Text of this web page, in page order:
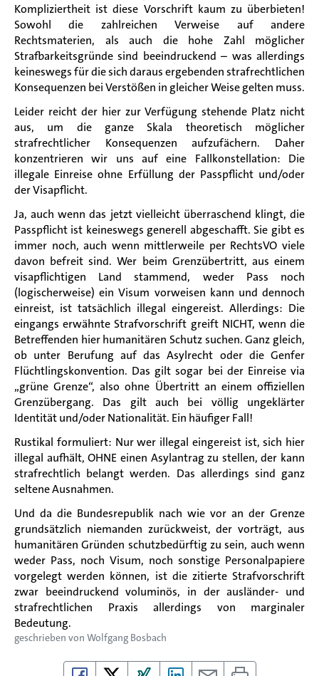
Kompliziertheit ist diese Vorschrift kaum zu überbieten!
Sowohl die zahlreichen Verweise auf andere
Rechtsmaterien, als auch die hohe Zahl möglicher
Strafbarkeitsgründe sind beeindruckend – was allerdings
keineswegs für die sich daraus ergebenden strafrechtlichen
Konsequenzen bei Verstößen in gleicher Weise gelten muss.
Leider reicht der hier zur Verfügung stehende Platz nicht
aus, um die ganze Skala theoretisch möglicher
strafrechtlicher Konsequenzen aufzufächern. Daher
konzentrieren wir uns auf eine Fallkonstellation: Die
illegale Einreise ohne Erfüllung der Passpflicht und/oder
der Visapflicht.
Ja, auch wenn das jetzt vielleicht überraschend klingt, die
Passpflicht ist keineswegs generell abgeschafft. Sie gibt es
immer noch, auch wenn mittlerweile per RechtsVO viele
davon befreit sind. Wer beim Grenzübertritt, aus einem
visapflichtigen Land stammend, weder Pass noch
(logischerweise) ein Visum vorweisen kann und dennoch
einreist, ist tatsächlich illegal eingereist. Allerdings: Die
eingangs erwähnte Strafvorschrift greift NICHT, wenn die
Betreffenden hier humanitären Schutz suchen. Ganz gleich,
ob unter Berufung auf das Asylrecht oder die Genfer
Flüchtlingskonvention. Das gilt sogar bei der Einreise via
„grüne Grenze“, also ohne Übertritt an einem offiziellen
Grenzübergang. Das gilt auch bei völlig ungeklärter
Identität und/oder Nationalität. Ein häufiger Fall!
Rustikal formuliert: Nur wer illegal eingereist ist, sich hier
illegal aufhält, OHNE einen Asylantrag zu stellen, der kann
strafrechtlich belangt werden. Das allerdings sind ganz
seltene Ausnahmen.
Und da die Bundesrepublik nach wie vor an der Grenze
grundsätzlich niemanden zurückweist, der vorträgt, aus
humanitären Gründen schutzbedürftig zu sein, auch wenn
weder Pass, noch Visum, noch sonstige Personalpapiere
vorgelegt werden können, ist die zitierte Strafvorschrift
zwar beeindruckend voluminös, in der ausländer- und
strafrechtlichen Praxis allerdings von marginaler
Bedeutung.
geschrieben von Wolfgang Bosbach